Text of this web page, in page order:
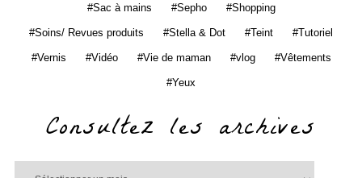
Sac à mains Sepho Shopping
Soins/ Revues produits Stella & Dot Teint Tutoriel
Vernis Vidéo Vie de maman vlog Vêtements
Yeux
Consultez les archives